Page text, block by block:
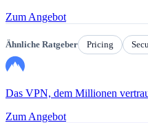
Zum Angebot
Ähnliche Ratgeber Pricing
Das VPN, dem Millionen
Zum Angebot